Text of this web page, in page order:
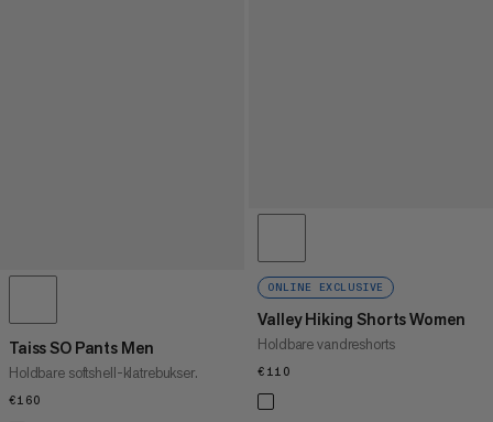
Taiss SO Pants Men
Holdbare softshell-klatrebukser.
€160
ONLINE EXCLUSIVE
Valley Hiking Shorts Women
Holdbare vandreshorts
€110